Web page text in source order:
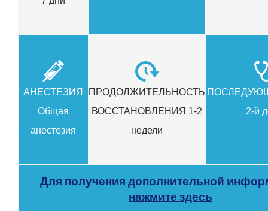
АНЕСТЕЗИЯ
Общая
анестезия
ПРОДОЛЖИТЕЛЬНОСТЬ
ВОССТАНОВЛЕНИЯ 1-2
недели
2-й
Для получения дополнительной
нажмите здесь